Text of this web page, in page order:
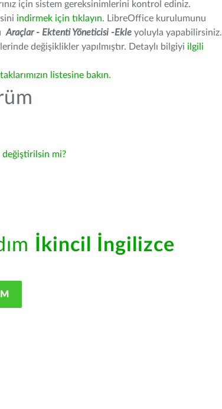
için sistem gereksinimlerini kontrol ediniz.
indirmek için tıklayın. LibreOffice kurulumunu
Araçlar - Ektenti Yöneticisi -Ekle yoluyla yapabilirsiniz.
değişiklikler yapılmıştır. Detaylı bilgiyi ilgili
listesine bakın.
değiştirilsin mi?
İkincil İngilizce